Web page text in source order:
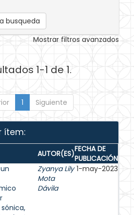
busqueda
Mostrar filtros avanzados
1-1 de 1.
1 Siguiente
ítem:
AUTOR(ES)FECHA DE
PUBLICACIÓN
Zyanya Lily
Mota
Dávila
1-may-2023